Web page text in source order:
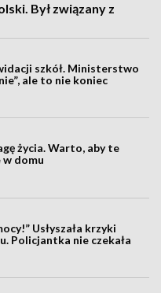
Był związany z
szkół. Ministerstwo
ale to nie koniec
życia. Warto, aby te
w domu
Usłyszała krzyki
Policjantka nie czekała